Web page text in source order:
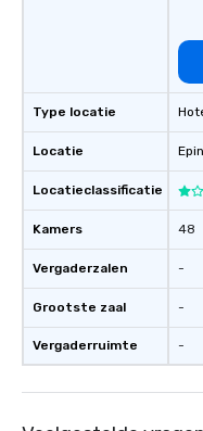
Type locatie
Locatie
Locatieclassificatie
Kamers
Vergaderzalen
Grootste zaal
Vergaderruimte
48
-
-
-